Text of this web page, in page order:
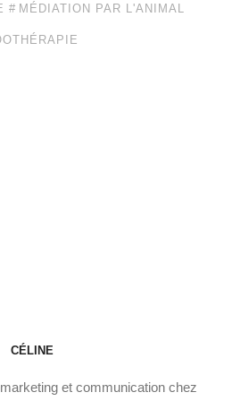
MÉDIATION PAR L'ANIMAL
CÉLINE
et communication chez